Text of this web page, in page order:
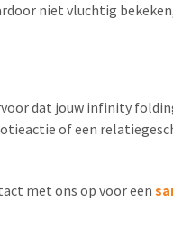
niet vluchtig
dat jouw infinity
of een
met ons op voor een